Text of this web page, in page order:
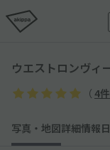
ウエストロンヴィ
（ 4件
写真・地図詳細情報